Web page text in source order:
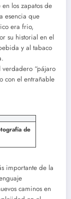
los zapatos de
esencia que
era frio,
su historial en el
y al tabaco
verdadero “pájaro
con el entrañable
de
importante de la
caminos en